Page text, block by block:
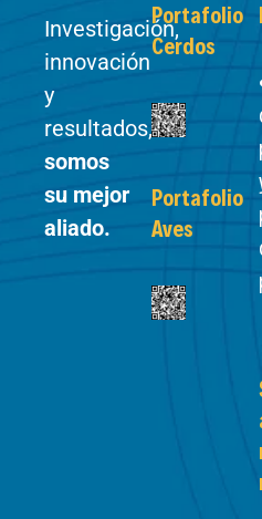
Investigación,
innovación
y
resultados,
somos
su mejor
aliado.
Portafolio
Cerdos
Portafolio
Aves